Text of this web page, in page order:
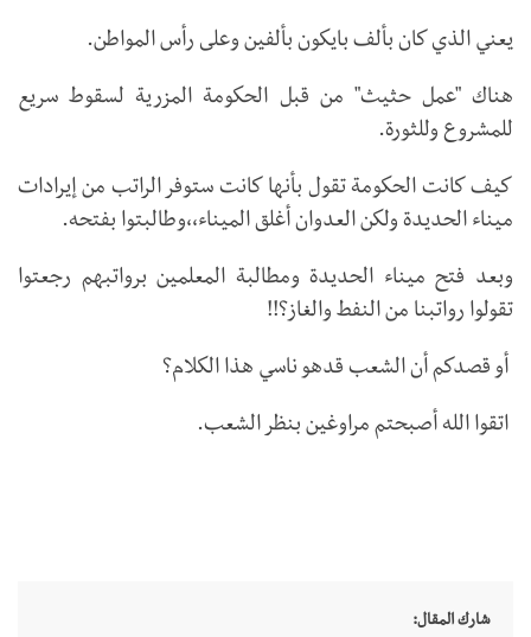
يعني الذي كان بألف بايكون بألفين وعلى رأس المواطن.
هناك "عمل حثيث" من قبل الحكومة المزرية لسقوط سريع
للمشروع وللثورة.
كيف كانت الحكومة تقول بأنها كانت ستوفر الراتب من إيرادات
ميناء الحديدة ولكن العدوان أغلق الميناء،،وطالبتوا بفتحه.
وبعد فتح ميناء الحديدة ومطالبة المعلمين برواتبهم رجعتوا
تقولوا رواتبنا من النفط والغاز؟!!
أو قصدكم أن الشعب قدهو ناسي هذا الكلام؟
اتقوا الله أصبحتم مراوغين بنظر الشعب.
شارك المقال: